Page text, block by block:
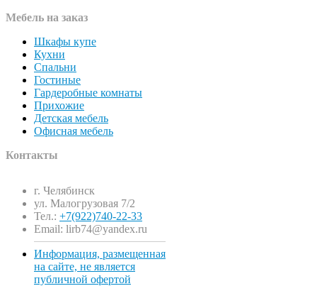
Мебель на заказ
Шкафы купе
Кухни
Спальни
Гостиные
Гардеробные комнаты
Прихожие
Детская мебель
Офисная мебель
Контакты
г. Челябинск
ул. Малогрузовая 7/2
Тел.: +7(922)740-22-33
Email: lirb74@yandex.ru
Информация, размещенная
на сайте, не является
публичной офертой